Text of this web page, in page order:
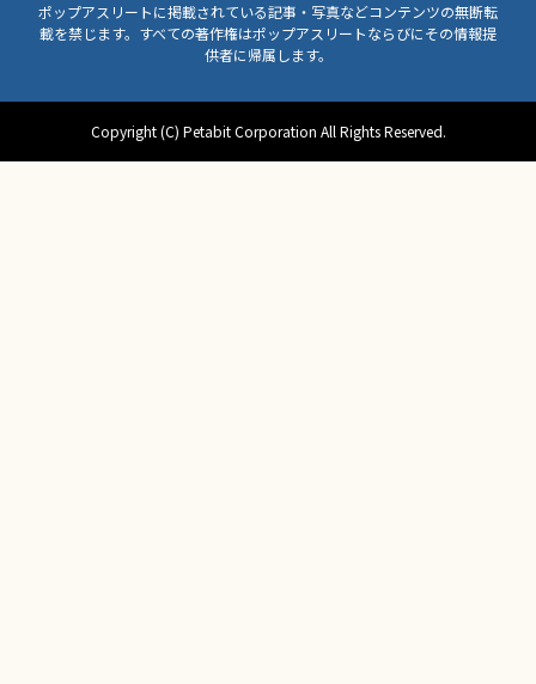
ポップアスリートに掲載されている記事・写真などコンテンツの無断転
載を禁じます。すべての著作権はポップアスリートならびにその情報提
供者に帰属します。
Copyright (C) Petabit Corporation All Rights Reserved.